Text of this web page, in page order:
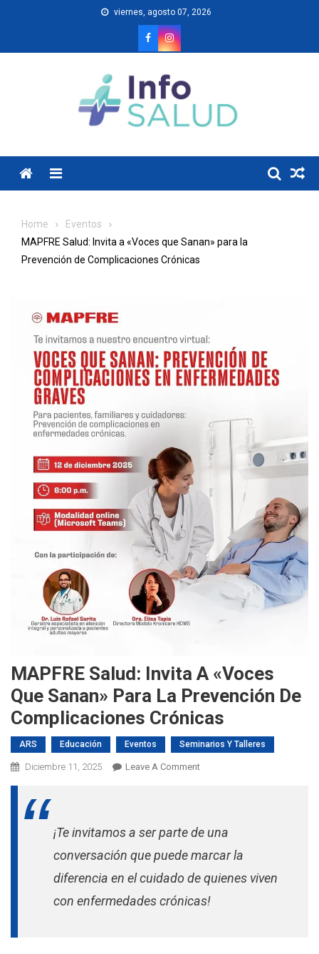
viernes, agosto 07, 2026
Menu
Home
Eventos
MAPFRE Salud: Invita a «Voces que Sanan» para la
Prevención de Complicaciones Crónicas
MAPFRE Salud: Invita A «Voces
Que Sanan» Para La Prevención De
Complicaciones Crónicas
ARS Educación Eventos Seminarios Y Talleres
Diciembre 11, 2025 Leave A CommentOn
A
Sanan»
Para
¡Te invitamos a ser parte de una
conversación que puede marcar la
diferencia en el cuidado de quienes viven
con enfermedades crónicas!